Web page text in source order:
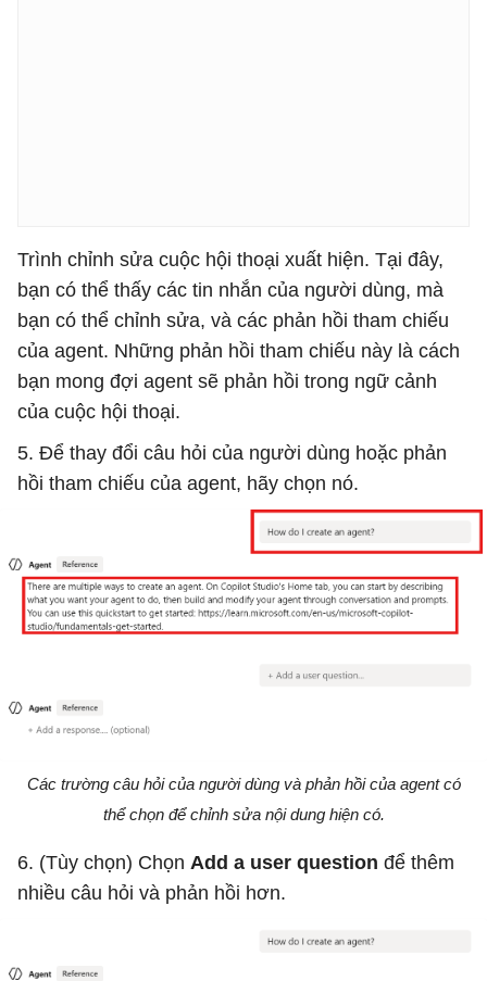
Trình chỉnh sửa cuộc hội thoại xuất hiện. Tại đây,
bạn có thể thấy các tin nhắn của người dùng, mà
bạn có thể chỉnh sửa, và các phản hồi tham chiếu
của agent. Những phản hồi tham chiếu này là cách
bạn mong đợi agent sẽ phản hồi trong ngữ cảnh
của cuộc hội thoại.
5. Để thay đổi câu hỏi của người dùng hoặc phản
hồi tham chiếu của agent, hãy chọn nó.
Các trường câu hỏi của người dùng và phản hồi của agent có
thể chọn để chỉnh sửa nội dung hiện có.
6. (Tùy chọn) Chọn Add a user question để thêm
nhiều câu hỏi và phản hồi hơn.